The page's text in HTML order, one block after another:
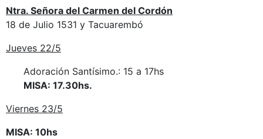
Ntra. Señora del Carmen del Cordón
18 de Julio 1531 y Tacuarembó
Jueves 22/5
Adoración Santísimo.: 15 a 17hs
MISA: 17.30hs.
Viernes 23/5
MISA: 10hs